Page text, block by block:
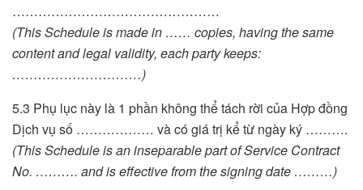
…………………………………………
(This Schedule is made in …… copies, having the same
content and legal validity, each party keeps:
…………………………)
5.3 Phụ lục này là 1 phần không thể tách rời của Hợp đồng
Dịch vụ số ……………… và có giá trị kể từ ngày ký ……….
(This Schedule is an inseparable part of Service Contract
No. ………. and is effective from the signing date ………)